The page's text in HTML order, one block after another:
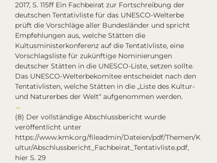
2017, S. 115ff Ein Fachbeirat zur Fortschreibung der
deutschen Tentativliste für das UNESCO-Welterbe
prüft die Vorschläge aller Bundesländer und spricht
Empfehlungen aus, welche Stätten die
Kultusministerkonferenz auf die Tentativliste, eine
Vorschlagsliste für zukünftige Nominierungen
deutscher Stätten in die UNESCO-Liste, setzen sollte.
Das UNESCO-Welterbekomitee entscheidet nach den
Tentativlisten, welche Stätten in die „Liste des Kultur-
und Naturerbes der Welt“ aufgenommen werden.
←
(8) Der vollständige Abschlussbericht wurde
veröffentlicht unter
https://www.kmk.org/fileadmin/Dateien/pdf/Themen/K
ultur/Abschlussbericht_Fachbeirat_Tentativliste.pdf,
hier S. 29